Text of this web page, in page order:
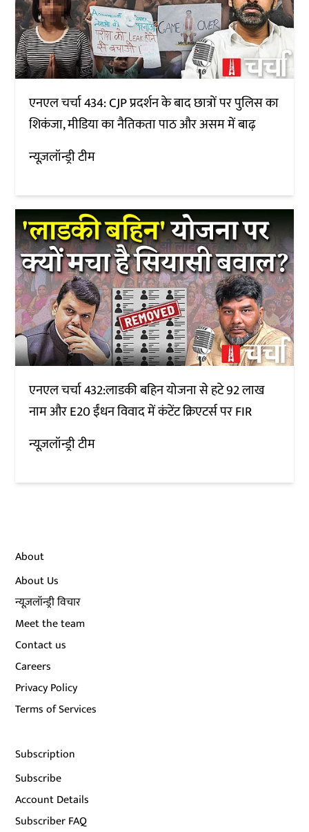
एनएल चर्चा 434: CJP प्रदर्शन के बाद छात्रों पर पुलिस का
शिकंजा, मीडिया का नैतिकता पाठ और असम में बाढ़
न्यूज़लॉन्ड्री टीम
एनएल चर्चा 432:लाडकी बहिन योजना से हटे 92 लाख
नाम और E20 ईंधन विवाद में कंटेंट क्रिएटर्स पर FIR
न्यूज़लॉन्ड्री टीम
About
About Us
न्यूज़लॉन्ड्री विचार
Meet the team
Contact us
Careers
Privacy Policy
Terms of Services
Subscription
Subscribe
Account Details
Subscriber FAQ